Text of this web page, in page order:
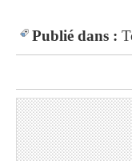
Publié dans :